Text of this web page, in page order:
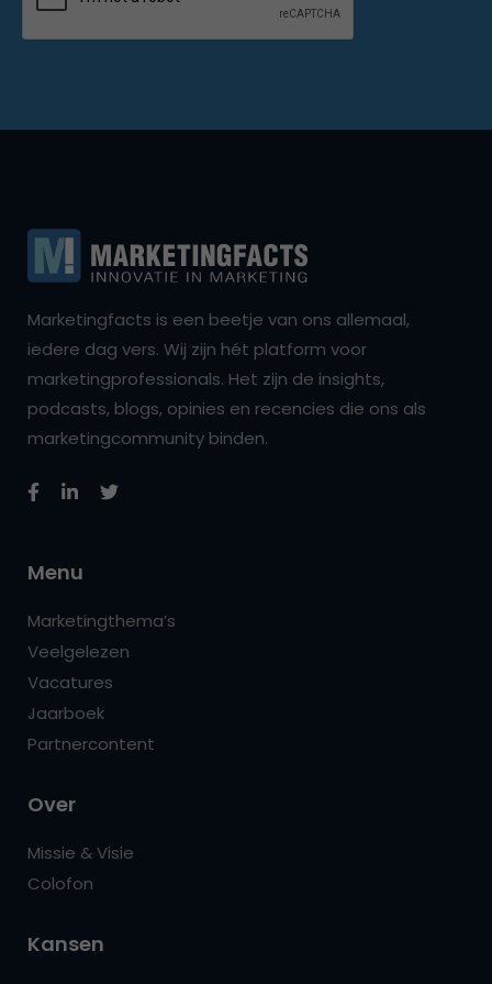
Marketingfacts is een beetje van ons allemaal,
iedere dag vers. Wij zijn hét platform voor
marketingprofessionals. Het zijn de insights,
podcasts, blogs, opinies en recencies die ons als
marketingcommunity binden.
Menu
Marketingthema’s
Veelgelezen
Vacatures
Jaarboek
Partnercontent
Over
Missie & Visie
Colofon
Kansen